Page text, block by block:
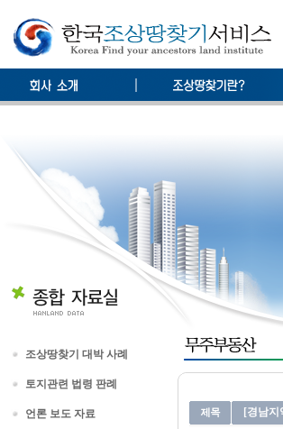
조상땅찾기 대박 사례
토지관련 법령 판례
언론 보도 자료 [경남지